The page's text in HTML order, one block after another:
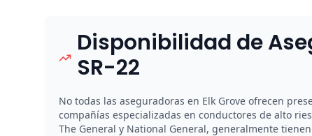
Disponibilidad de
SR-22
No todas las aseguradoras en Elk Grove ofrecen
compañías especializadas en conductores de alto
The General y National General, generalmente